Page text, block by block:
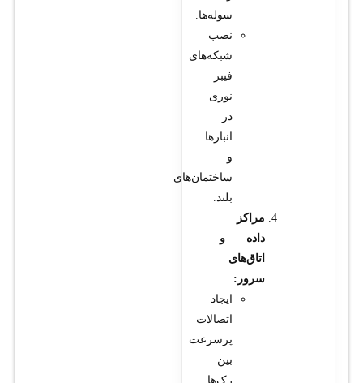
سوله‌ها.
نصب
شبکه‌های
فیبر
نوری
در
انبارها
و
ساختمان‌های
بلند.
مراکز
داده و
اتاق‌های
سرور:
ایجاد
اتصالات
پرسرعت
بین
رک‌ها